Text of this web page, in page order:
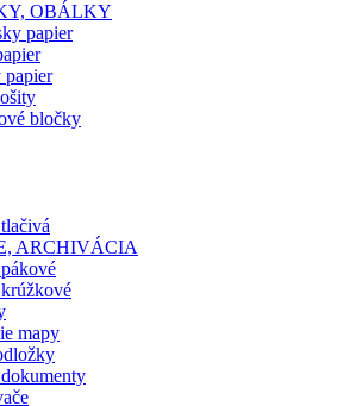
OBÁLKY
papier
papier
bločky
ARCHIVÁCIA
mapy